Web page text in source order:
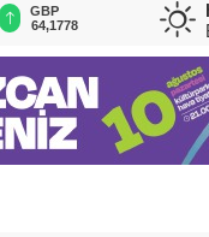
GBP
64,1778
CHF
58,7922